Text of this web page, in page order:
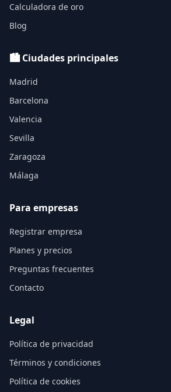
Calculadora de oro
Blog
🏙️ Ciudades principales
Madrid
Barcelona
Valencia
Sevilla
Zaragoza
Málaga
Para empresas
Registrar empresa
Planes y precios
Preguntas frecuentes
Contacto
Legal
Política de privacidad
Términos y condiciones
Política de cookies